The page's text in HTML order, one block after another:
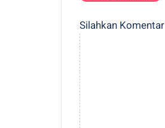
Silahkan Komentar